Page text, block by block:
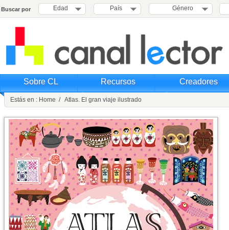
Buscar por Edad País Género
Sobre CL Recursos Creadores
Estás en : Home / Atlas. El gran viaje ilustrado